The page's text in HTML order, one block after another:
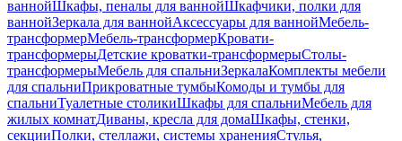
ваннойШкафы, пеналы для ваннойШкафчики, полки для
ваннойЗеркала для ваннойАксессуары для ваннойМебель-
трансформерМебель-трансформерКровати-
трансформерыДетские кроватки-трансформерыСтолы-
трансформерыМебель для спальниЗеркалаКомплекты мебели
для спальниПрикроватные тумбыКомоды и тумбы для
спальниТуалетные столикиШкафы для спальниМебель для
жилых комнатДиваны, кресла для домаШкафы, стенки,
секцииПолки, стеллажи, системы храненияСтулья,